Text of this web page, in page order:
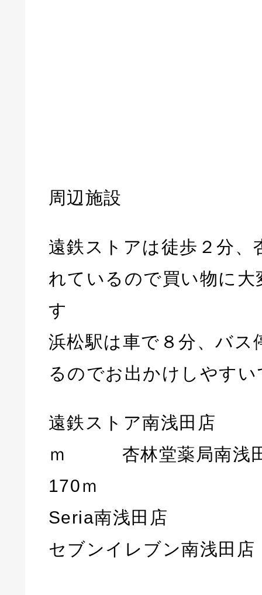
周辺施設
遠鉄ストアは徒歩２分、
れているので買い物に大
す
浜松駅は車で８分、バス
るのでお出かけしやすい
遠鉄ストア南浅田店
ｍ 杏林堂薬局
170ｍ
Seria南浅田
セブンイレブン南浅